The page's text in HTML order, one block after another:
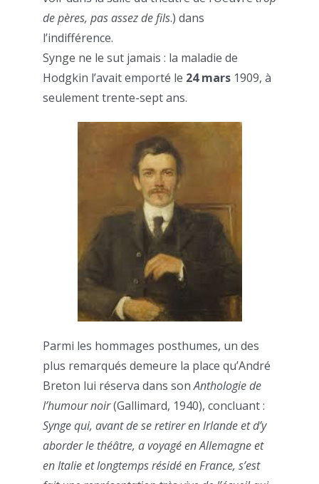
de pères, pas assez de fils.) dans
l’indifférence.
Synge ne le sut jamais : la maladie de
Hodgkin l’avait emporté le 24 mars 1909, à
seulement trente-sept ans.
Parmi les hommages posthumes, un des
plus remarqués demeure la place qu’André
Breton lui réserva dans sonAnthologie de
l’humour noir(Gallimard, 1940), concluant :
Synge qui, avant de se retirer en Irlande et d’y
aborder le théâtre, a voyagé en Allemagne et
en Italie et longtemps résidé en France, s’est